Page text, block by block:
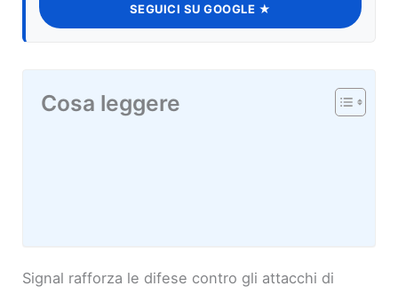
SEGUICI SU GOOGLE ★
Cosa leggere
Signal rafforza le difese contro gli attacchi di